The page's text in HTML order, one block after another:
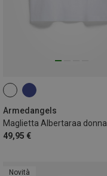
Armedangels
Maglietta Albertaraa donna
49,95 €
S
Novità